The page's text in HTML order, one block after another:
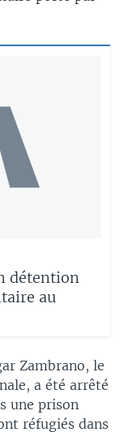
détention
au
Zambrano, le
a été arrêté
une prison
réfugiés dans